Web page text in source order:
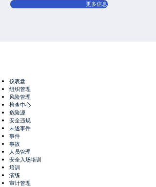
仪表盘
组织管理
风险管理
检查中心
危险源
安全违规
未遂事件
事件
事故
人员管理
安全入场培训
培训
演练
审计管理
更多信息